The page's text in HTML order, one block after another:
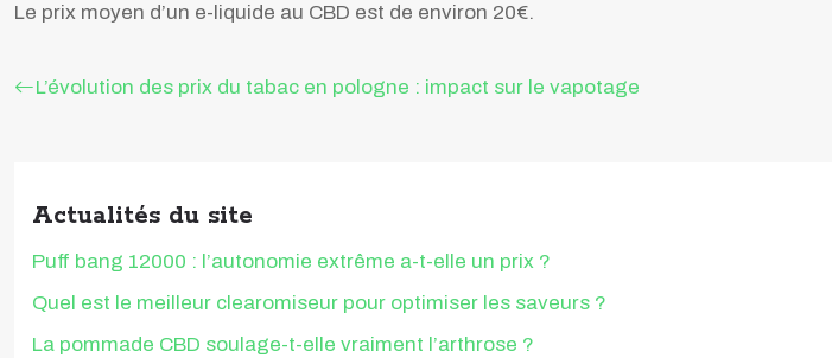
Le prix moyen d’un e-liquide au CBD est de environ 20€.
L’évolution des prix du tabac en pologne : impact sur le vapotage
Actualités du site
Puff bang 12000 : l’autonomie extrême a-t-elle un prix ?
Quel est le meilleur clearomiseur pour optimiser les saveurs ?
La pommade CBD soulage-t-elle vraiment l’arthrose ?